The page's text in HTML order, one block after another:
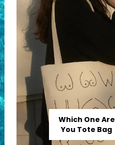
Which One Are
You Tote Bag